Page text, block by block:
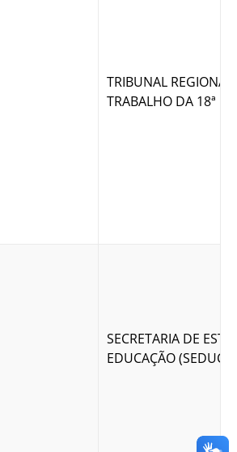
TRIBUNAL
TRABALHO DA 18ª
SECRETARIA DE
EDUCAÇÃO (SEDUC)